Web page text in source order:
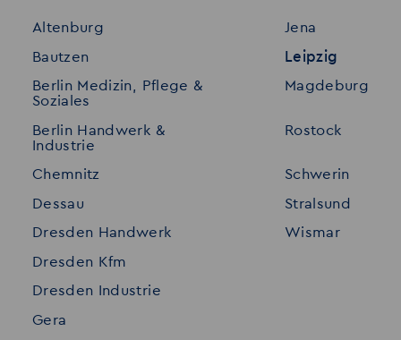
Stellenangebote
Initiativ bewerben
Merkzettel
Standorte
Referenzen
Interne Jobs
Datenschutz
Impressum
Altenburg
Bautzen
Berlin Medizin, Pflege &
Soziales
Berlin Handwerk &
Industrie
Chemnitz
Dessau
Dresden Handwerk
Dresden Kfm
Dresden Industrie
Gera
Jena
Leipzig
Magdeburg
Rostock
Schwerin
Stralsund
Wismar